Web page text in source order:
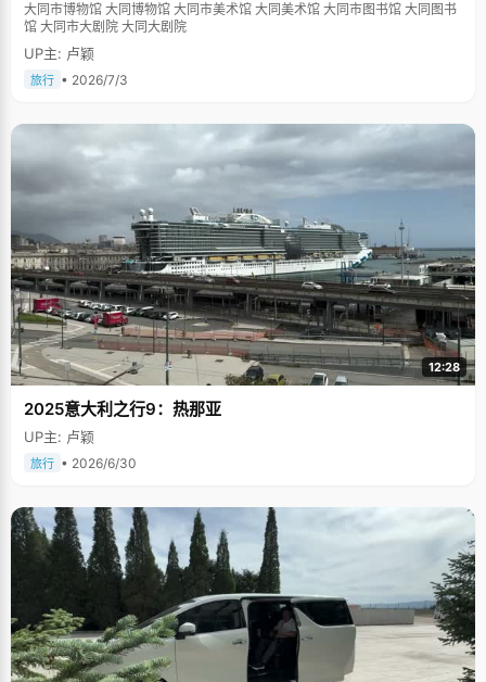
大同市博物馆 大同博物馆 大同市美术馆 大同美术馆 大同市图书馆 大同图书
馆 大同市大剧院 大同大剧院
UP主: 卢颖
旅行 • 2026/7/3
12:28
2025意大利之行9：热那亚
UP主: 卢颖
旅行 • 2026/6/30